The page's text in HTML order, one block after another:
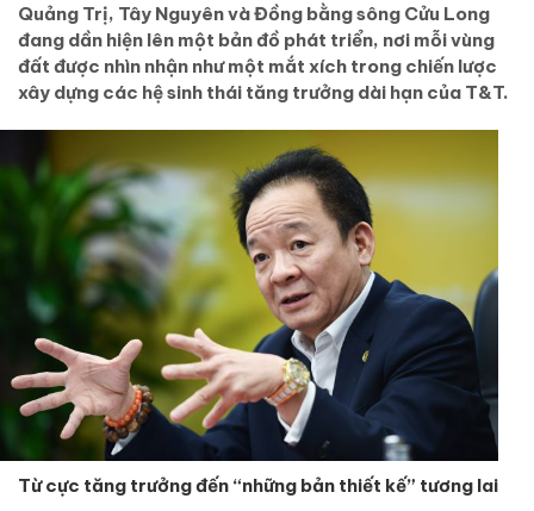
Quảng Trị, Tây Nguyên và Đồng bằng sông Cửu Long
đang dần hiện lên một bản đồ phát triển, nơi mỗi vùng
đất được nhìn nhận như một mắt xích trong chiến lược
xây dựng các hệ sinh thái tăng trưởng dài hạn của T&T.
Từ cực tăng trưởng đến “những bản thiết kế” tương lai